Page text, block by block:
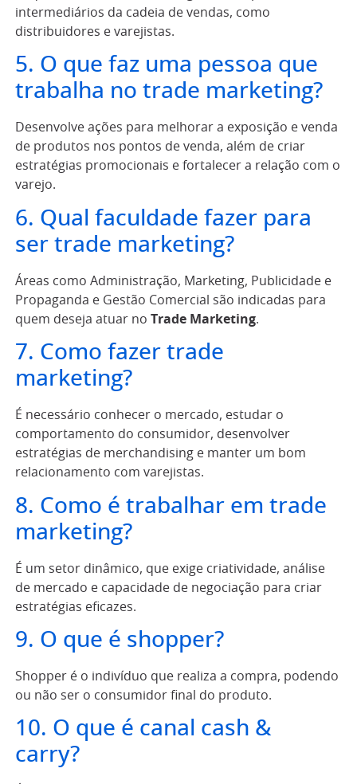
intermediários da cadeia de vendas, como
distribuidores e varejistas.
5. O que faz uma pessoa que
trabalha no trade marketing?
Desenvolve ações para melhorar a exposição e venda
de produtos nos pontos de venda, além de criar
estratégias promocionais e fortalecer a relação com o
varejo.
6. Qual faculdade fazer para
ser trade marketing?
Áreas como Administração, Marketing, Publicidade e
Propaganda e Gestão Comercial são indicadas para
quem deseja atuar no Trade Marketing.
7. Como fazer trade
marketing?
É necessário conhecer o mercado, estudar o
comportamento do consumidor, desenvolver
estratégias de merchandising e manter um bom
relacionamento com varejistas.
8. Como é trabalhar em trade
marketing?
É um setor dinâmico, que exige criatividade, análise
de mercado e capacidade de negociação para criar
estratégias eficazes.
9. O que é shopper?
Shopper é o indivíduo que realiza a compra, podendo
ou não ser o consumidor final do produto.
10. O que é canal cash &
carry?